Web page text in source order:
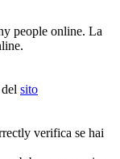
people online. La
sito
verifica se hai